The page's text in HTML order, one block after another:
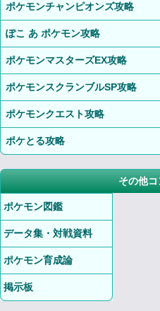
ポケモンチャンピオンズ攻略
ぽこ あ ポケモン攻略
ポケモンマスターズEX攻略
ポケモンスクランブルSP攻略
ポケモンクエスト攻略
ポケとる攻略
その他
ポケモン図鑑
データ集・対戦資料
ポケモン育成論
掲示板